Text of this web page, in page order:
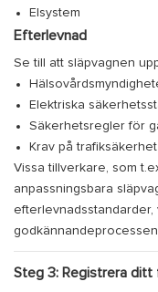
Elsystem
Efterlevnad
Se till att släpvagnen
Elektriska
Säkerhetsregler för
Krav på trafiksäkerhet
Vissa tillverkare, som
anpassningsbara
efterlevnadsstandarder,
Steg 3: Registrera ditt